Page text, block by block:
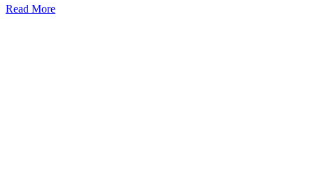
Read More